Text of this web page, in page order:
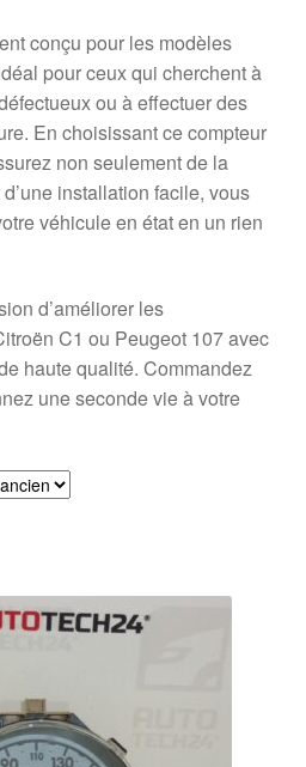
conçu pour les modèles
pour ceux qui cherchent à
ou à effectuer des
En choisissant ce compteur
non seulement de la
installation facile, vous
véhicule en état en un rien
d’améliorer les
C1 ou Peugeot 107 avec
haute qualité. Commandez
une seconde vie à votre